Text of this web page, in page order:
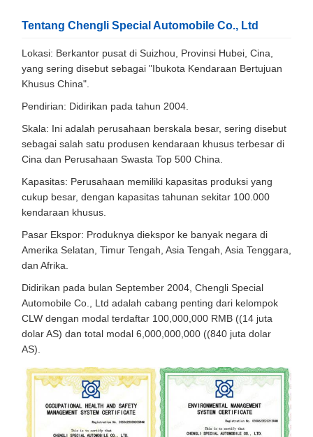
Tentang Chengli Special Automobile Co., Ltd
Lokasi: Berkantor pusat di Suizhou, Provinsi Hubei, Cina,
yang sering disebut sebagai "Ibukota Kendaraan Bertujuan
Khusus China".
Pendirian: Didirikan pada tahun 2004.
Skala: Ini adalah perusahaan berskala besar, sering disebut
sebagai salah satu produsen kendaraan khusus terbesar di
Cina dan Perusahaan Swasta Top 500 China.
Kapasitas: Perusahaan memiliki kapasitas produksi yang
cukup besar, dengan kapasitas tahunan sekitar 100.000
kendaraan khusus.
Pasar Ekspor: Produknya diekspor ke banyak negara di
Amerika Selatan, Timur Tengah, Asia Tengah, Asia Tenggara,
dan Afrika.
Didirikan pada bulan September 2004, Chengli Special
Automobile Co., Ltd adalah cabang penting dari kelompok
CLW dengan modal terdaftar 100,000,000 RMB ((14 juta
dolar AS) dan total modal 6,000,000,000 ((840 juta dolar
AS).